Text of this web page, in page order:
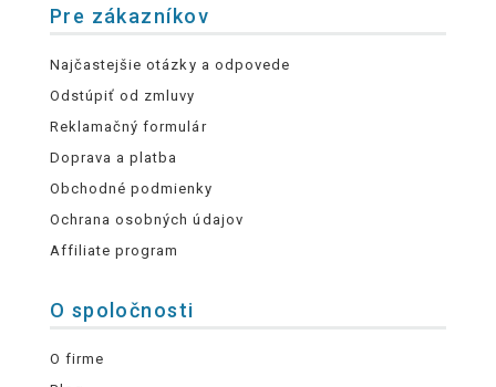
Pre zákazníkov
Najčastejšie otázky a odpovede
Odstúpiť od zmluvy
Reklamačný formulár
Doprava a platba
Obchodné podmienky
Ochrana osobných údajov
Affiliate program
O spoločnosti
O firme